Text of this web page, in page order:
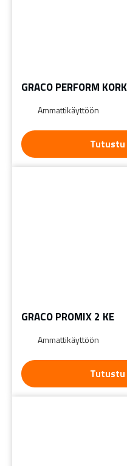
GRACO PERFORM
Ammattikäyttöön
GRACO PROMIX 2 KE
Ammattikäyttöön